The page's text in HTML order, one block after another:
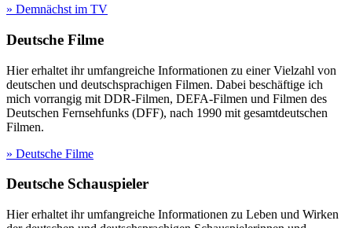
» Demnächst im TV
Deutsche Filme
Hier erhaltet ihr umfangreiche Informationen zu einer Vielzahl von
deutschen und deutschsprachigen Filmen. Dabei beschäftige ich
mich vorrangig mit DDR-Filmen, DEFA-Filmen und Filmen des
Deutschen Fernsehfunks (DFF), nach 1990 mit gesamtdeutschen
Filmen.
» Deutsche Filme
Deutsche Schauspieler
Hier erhaltet ihr umfangreiche Informationen zu Leben und Wirken